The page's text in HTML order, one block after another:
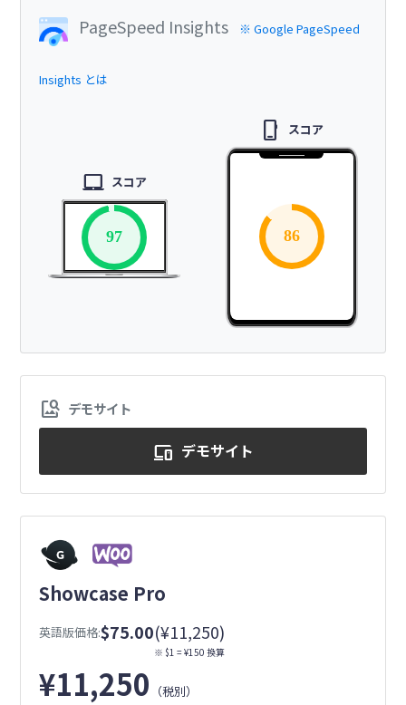
PageSpeed Insights ※ Google PageSpeed
Insights とは
laptop_mac スコア
97
phone_iphone スコア
86
image_search デモサイト
devices デモサイト
Showcase Pro
英語版価格:$75.00(¥11,250)
※ $1 = ¥150 換算
¥11,250 （税別）